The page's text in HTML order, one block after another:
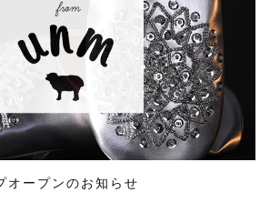
オープンのお知らせ